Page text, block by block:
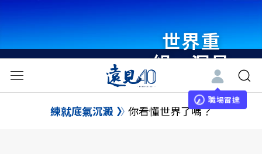
世界重
組・洞見
未來 與
世界領袖
職場雷達
練就底氣沉澱 你看懂世界了嗎？